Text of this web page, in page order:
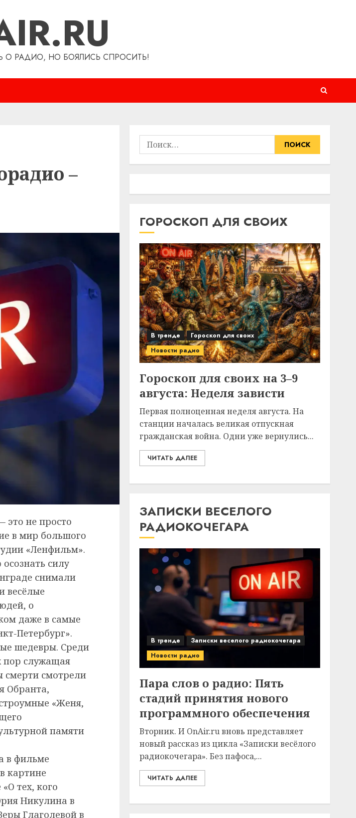
О РАДИО, НО БОЯЛИСЬ СПРОСИТЬ!
–
это не просто
в мир большого
«Ленфильм».
силу
снимали
весёлые
о
даже в самые
Петербург».
шедевры. Среди
пор служащая
смотрели
Обранта,
«Женя,
памяти
в фильме
картине
тех, кого
Никулина в
Глаголевой в
Найти:
ГОРОСКОП ДЛЯ СВОИХ
В тренде
Гороскоп для своих
Новости радио
Гороскоп для своих на 3–9
августа: Неделя зависти
Первая полноценная неделя августа. На
станции началась великая отпускная
гражданская война. Одни уже вернулись...
ЧИТАТЬ ДАЛЕЕ
ЗАПИСКИ ВЕСЕЛОГО
РАДИОКОЧЕГАРА
В тренде
Записки веселого радиокочегара
Новости радио
Пара слов о радио: Пять
стадий принятия нового
программного обеспечения
Вторник. И OnAir.ru вновь представляет
новый рассказ из цикла «Записки весёлого
радиокочегара». Без пафоса,...
ЧИТАТЬ ДАЛЕЕ